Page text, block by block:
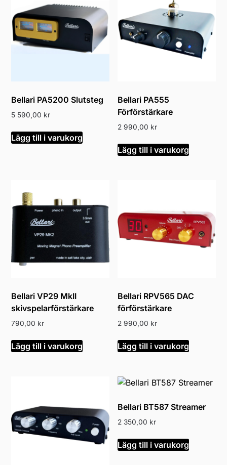
Bellari PA5200 Slutsteg
5 590,00 kr
Lägg till i varukorg
Bellari PA555
Förförstärkare
2 990,00 kr
Lägg till i varukorg
Bellari VP29 MkII
skivspelarförstärkare
790,00 kr
Lägg till i varukorg
Bellari RPV565 DAC
förförstärkare
2 990,00 kr
Lägg till i varukorg
Bellari BT587 Streamer
2 350,00 kr
Lägg till i varukorg